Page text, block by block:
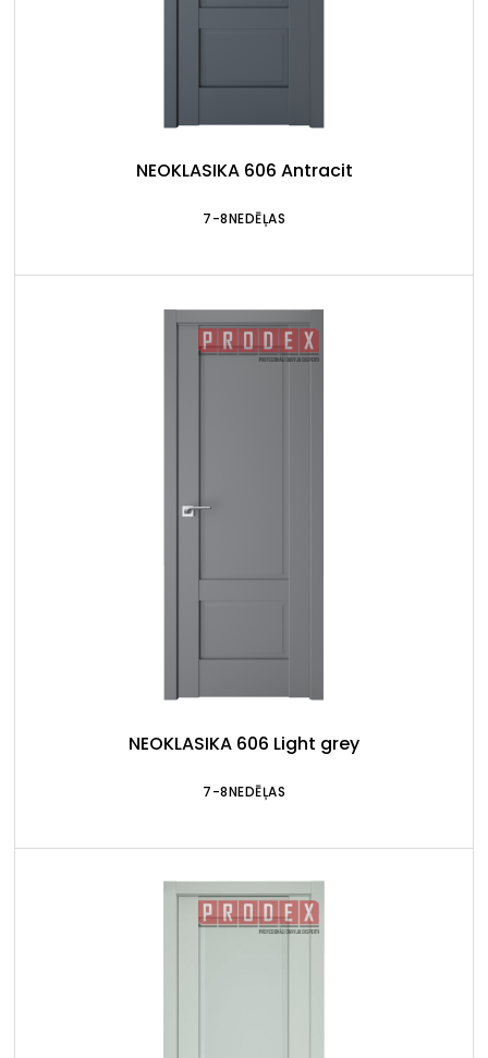
NEOKLASIKA 606 Antracit
7-8NEDĒĻAS
NEOKLASIKA 606 Light grey
7-8NEDĒĻAS